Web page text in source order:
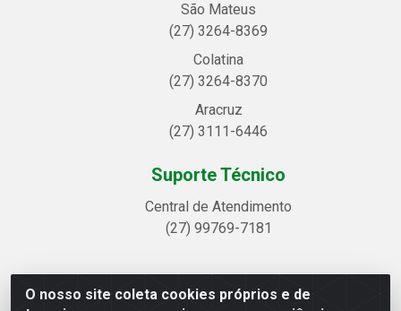
O nosso site coleta cookies próprios e de
São Mateus
(27) 3264-8369
Colatina
(27) 3264-8370
Aracruz
(27) 3111-6446
Suporte Técnico
Central de Atendimento
(27) 99769-7181
Linhavix Distribuidora LTDA - Avenida Alegre, 2521 -